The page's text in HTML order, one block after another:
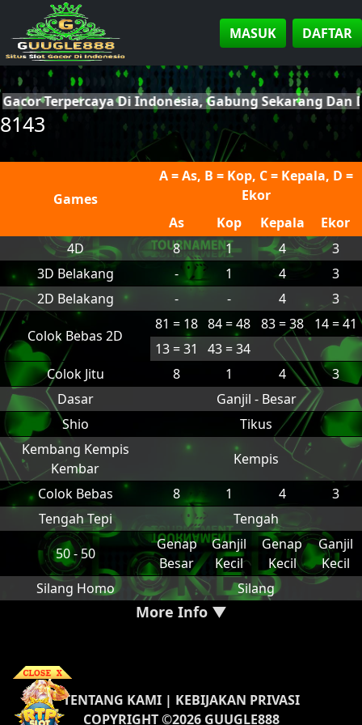
MASUK DAFTAR
Terpercaya Di Indonesia, Gabung Sekarang Dan
8143
Games
A = As, B = Kop, C = Kepala, D =
Ekor
As
Kop Kepala
Ekor
4D
8 1 4
3
3D Belakang
- 1 4
3
2D Belakang
- - 4 3
Colok Bebas 2D
81 = 18 84 = 48 83 = 38
14 = 41
13 = 31
43 = 34
Colok Jitu
8 1 4
3
Dasar
Ganjil - Besar
Shio
Tikus
Kembang Kempis
Kembar
Kempis
Colok Bebas
8 1 4
3
Tengah Tepi
Tengah
50 - 50
Genap
Besar
Ganjil
Kecil
Genap
Kecil
Ganjil
Kecil
Silang Homo
Silang
More Info ▼
TENTANG KAMI| KEBIJAKAN PRIVASI
COPYRIGHT ©2026 GUUGLE888